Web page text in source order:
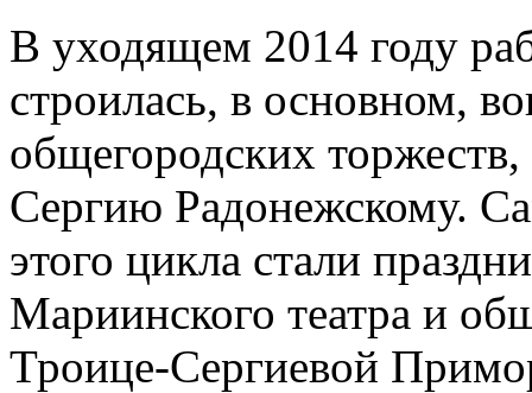
В уходящем 2014 году
строилась, в основном,
общегородских
Сергию Радонежскому.
этого цикла стали
Мариинского театра и
Троице-Сергиевой